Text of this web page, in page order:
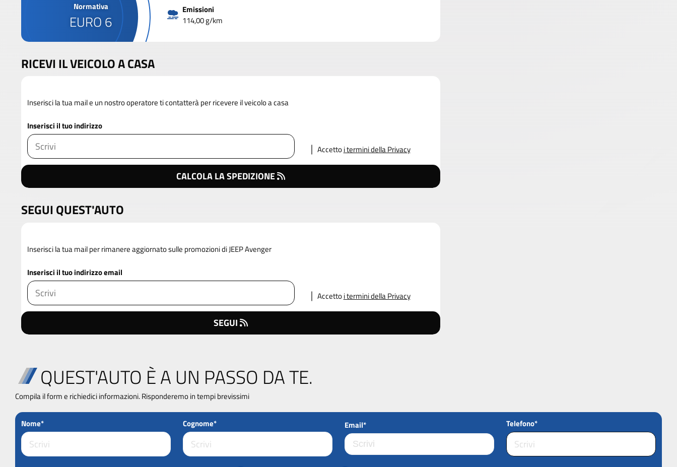
Normativa
EURO 6
Emissioni
114,00 g/km
RICEVI IL VEICOLO A CASA
Inserisci la tua mail e un nostro operatore ti contatterà per ricevere il veicolo a casa
Inserisci il tuo indirizzo
Accettoi termini della Privacy
CALCOLA LA SPEDIZIONE
SEGUI QUEST'AUTO
Inserisci la tua mail per rimanere aggiornato sulle promozioni di JEEP Avenger
Inserisci il tuo indirizzo email
Accettoi termini della Privacy
SEGUI
QUEST'AUTO È A UN PASSO DA TE.
Compila il form e richiedici informazioni. Risponderemo in tempi brevissimi
Nome* Cognome* Email* Telefono*